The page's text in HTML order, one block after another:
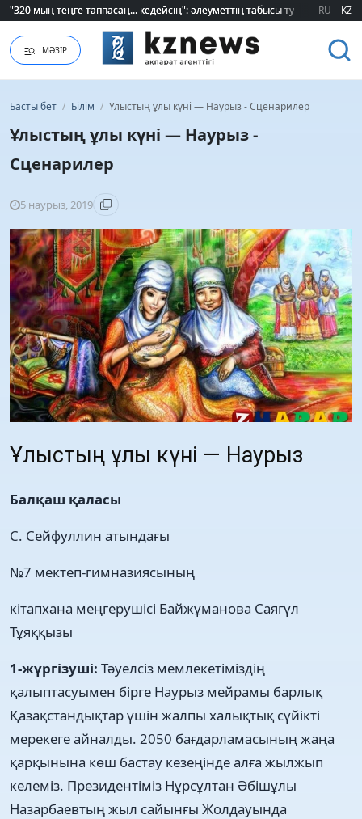
Қайрат Боранбаев лауазымды қызметке тағайындалды RU KZ
МӘЗІР
Басты бет / Білім / Ұлыстың ұлы күні — Наурыз - Сценарилер
Ұлыстың ұлы күні — Наурыз -
Сценарилер
5 наурыз, 2019
Ұлыстың ұлы күні — Наурыз
Балқаш қаласы
С. Сейфуллин атындағы
№7 мектеп-гимназиясының
кітапхана меңгерушісі Байжұманова Саягүл
Тұяққызы
1-жүргізуші: Тәуелсіз мемлекетіміздің
қалыптасуымен бірге Наурыз мейрамы барлық
Қазақстандықтар үшін жалпы халықтық сүйікті
мерекеге айналды. 2050 бағдарламасының жаңа
қарқынына көш бастау кезеңінде алға жылжып
келеміз. Президентіміз Нұрсұлтан Әбішұлы
Назарбаевтың жыл сайынғы Жолдауында